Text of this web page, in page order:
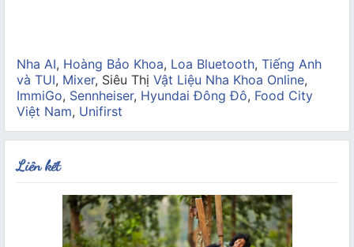
Nha AI, Hoàng Bảo Khoa, Loa Bluetooth, Tiếng Anh
và TUI, Mixer, Siêu Thị Vật Liệu Nha Khoa Online,
ImmiGo, Sennheiser, Hyundai Đông Đô, Food City
Việt Nam, Unifirst
Liên kết